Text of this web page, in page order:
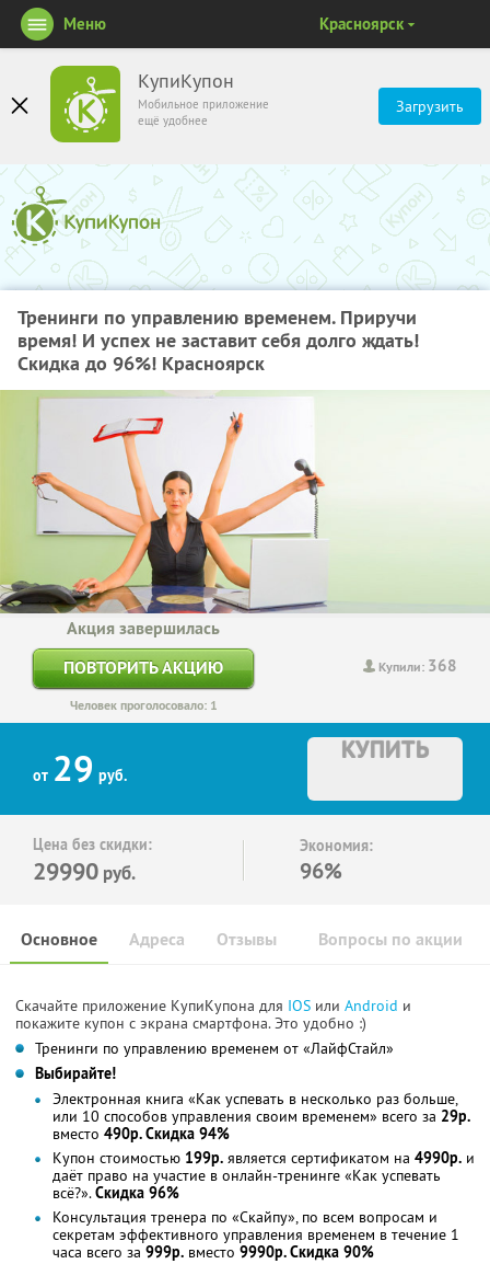
КупиКупон
Мобильное приложение
ещё удобнее
Загрузить
Меню Красноярск
Тренинги по управлению временем. Приручи
время! И успех не заставит себя долго ждать!
Скидка до 96%! Красноярск
Купили: 368
Акция завершилась
ПОВТОРИТЬ АКЦИЮ
Человек проголосовало: 1
от 29 руб.
КУПИТЬ
Цена без скидки:
29990 руб.
Экономия:
96%
Основное Отзывы Вопросы по акции
Адреса
Скачайте приложение КупиКупона для IOS или Android и
покажите купон с экрана смартфона. Это удобно :)
Тренинги по управлению временем от «ЛайфСтайл»
Выбирайте!
Электронная книга «Как успевать в несколько раз больше,
или 10 способов управления своим временем» всего за 29р.
вместо 490р. Скидка 94%
Купон стоимостью 199р. является сертификатом на 4990р. и
даёт право на участие в онлайн-тренинге «Как успевать
всё?».Скидка 96%
Консультация тренера по «Скайпу», по всем вопросам и
секретам эффективного управления временем в течение 1
часа всего за 999р. вместо 9990р. Скидка 90%